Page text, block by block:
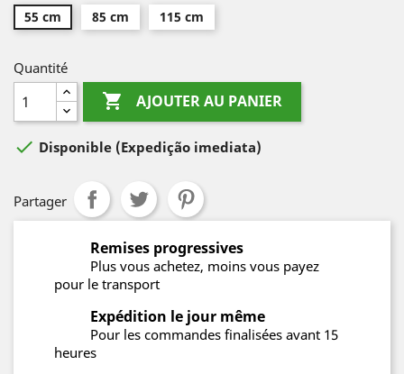
55 cm 85 cm 115 cm
Quantité
 AJOUTER AU PANIER
 Disponible (Expedição imediata)
Partager
Remises progressives
Plus vous achetez, moins vous payez
pour le transport
Expédition le jour même
Pour les commandes finalisées avant 15
heures